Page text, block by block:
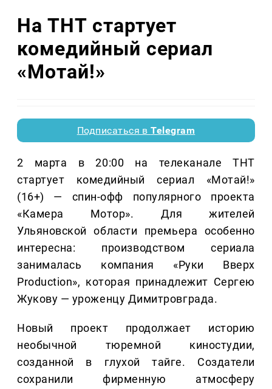
На ТНТ стартует
комедийный сериал
«Мотай!»
Подписаться вTelegram
2 марта в 20:00 на телеканале ТНТ
стартует комедийный сериал «Мотай!»
(16+) — спин-офф популярного проекта
«Камера Мотор». Для жителей
Ульяновской области премьера особенно
интересна: производством сериала
занималась компания «Руки Вверх
Production», которая принадлежит Сергею
Жукову — уроженцу Димитровграда.
Новый проект продолжает историю
необычной тюремной киностудии,
созданной в глухой тайге. Создатели
сохранили фирменную атмосферу